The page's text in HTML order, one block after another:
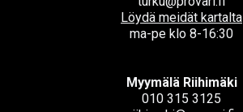
Löydä meidät kartalta
ma-pe klo 8-16:30
Myymälä Riihimäki
010 315 3125